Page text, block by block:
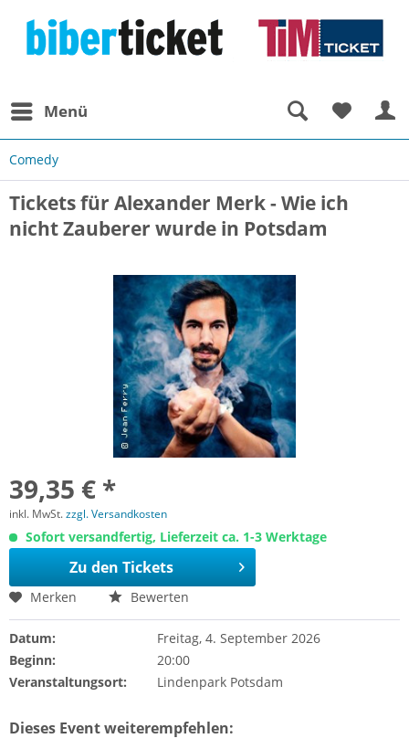
Menü
Comedy
Tickets für Alexander Merk - Wie ich
nicht Zauberer wurde in Potsdam
39,35 € *
inkl. MwSt.zzgl. Versandkosten
Sofort versandfertig, Lieferzeit ca. 1-3 Werktage
Zu den Tickets
Merken Bewerten
Datum:
Freitag, 4. September 2026
Beginn:
20:00
Veranstaltungsort:
Lindenpark Potsdam
Dieses Event weiterempfehlen: